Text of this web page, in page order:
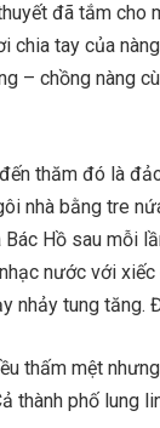
đã tắm cho
chia tay của
– chồng nàng
thăm đó là
nhà bằng tre
Hồ sau mỗi
nước với
nhảy tung
thấm mệt
thành phố lung